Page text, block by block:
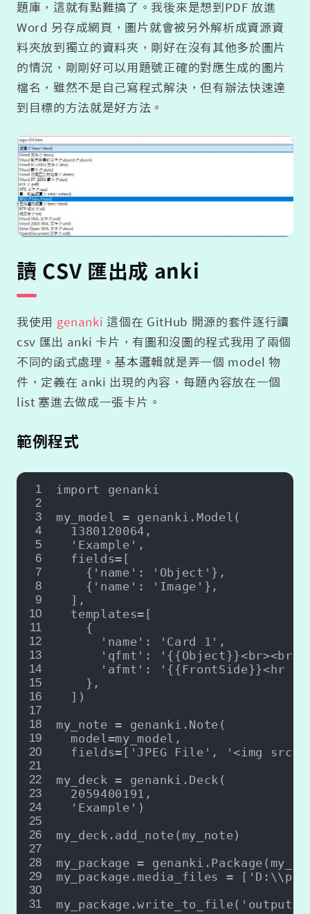
題庫，這就有點難搞了。我後來是想到PDF 放進
Word 另存成網頁，圖片就會被另外解析成資源資
料夾放到獨立的資料夾，剛好在沒有其他多於圖片
的情況，剛剛好可以用題號正確的對應生成的圖片
檔名，雖然不是自己寫程式解決，但有辦法快速達
到目標的方法就是好方法。
讀 CSV 匯出成 anki
我使用 genanki 這個在 GitHub 開源的套件逐行讀
csv 匯出 anki 卡片，有圖和沒圖的程式我用了兩個
不同的函式處理。基本邏輯就是弄一個 model 物
件，定義在 anki 出現的內容，每題內容放在一個
list 塞進去做成一張卡片。
範例程式
1
2
3
4
5
6
7
8
9
10
11
12
13
14
15
16
17
18
19
20
21
22
23
24
25
26
27
28
29
30
31
import
genanki
my_model = genanki.Model(
1380120064 ,
'Example' ,
  fields=[
    {
'name' : 'Object' },
    {
'name' : 'Image' },
  ],
  templates=[
    {
'name' : 'Card 1' ,
'qfmt' :
'afmt' :
'{{FrontSide}}<hr
    },
  ])
my_note = genanki.Note(
  model=my_model,
  fields=[
'JPEG File' ,
'<img
my_deck = genanki.Deck(
2059400191 ,
'Example' )
my_deck.add_note(my_note)
my_package =
my_package.media_files = [
my_package.write_to_file(